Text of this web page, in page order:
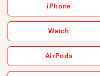
iPhone
Watch
AirPods